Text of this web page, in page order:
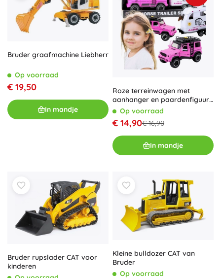
Bruder graafmachine Liebherr
Op voorraad
€ 19,50
In mandje
Roze terreinwagen met
aanhanger en paardenfiguur
WOOPIE
Op voorraad
€ 14,90€ 16,90
In mandje
Bruder rupslader CAT voor
kinderen
Kleine bulldozer CAT van
Bruder
Op voorraad